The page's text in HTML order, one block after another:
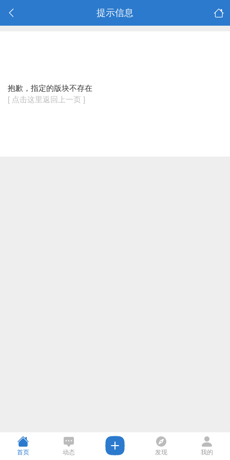
提示信息
抱歉，指定的版块不存在
[ 点击这里返回上一页 ]
首页 动态 发现 我的